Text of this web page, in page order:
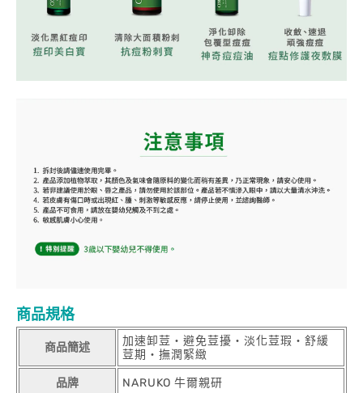
商品規格
商品簡述
加速卸荳‧避免荳擾‧淡化荳瑕‧舒緩
荳期‧撫潤緊緻
品牌 NARUKO 牛爾親研